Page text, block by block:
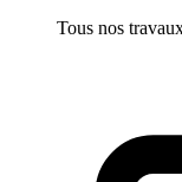
Tous nos